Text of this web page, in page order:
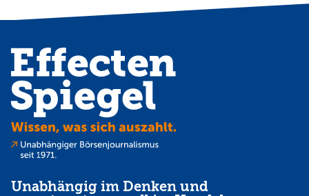
Unabhängig im Denken und